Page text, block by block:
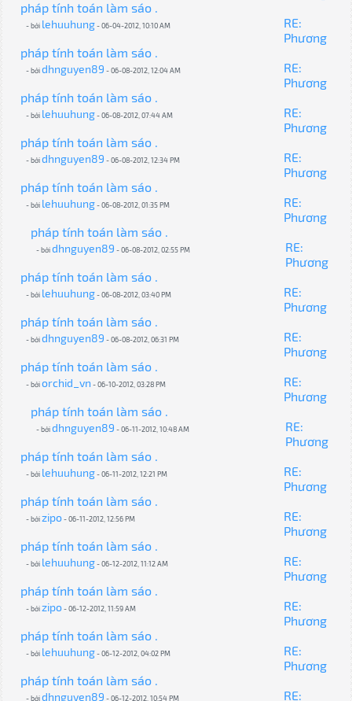
pháp tính toán làm sáo .
- bởi lehuuhung- 06-04-2012, 10:10 AM
RE:
Phương
pháp tính toán làm sáo .
- bởidhnguyen89 - 06-08-2012, 12:04 AM
RE:
Phương
pháp tính toán làm sáo .
- bởi lehuuhung- 06-08-2012, 07:44 AM
RE:
Phương
pháp tính toán làm sáo .
- bởidhnguyen89 - 06-08-2012, 12:34 PM
RE:
Phương
pháp tính toán làm sáo .
- bởi lehuuhung- 06-08-2012, 01:35 PM
RE:
Phương
pháp tính toán làm sáo .
- bởidhnguyen89 - 06-08-2012, 02:55 PM
RE:
Phương
pháp tính toán làm sáo .
- bởi lehuuhung- 06-08-2012, 03:40 PM
RE:
Phương
pháp tính toán làm sáo .
- bởidhnguyen89 - 06-08-2012, 06:31 PM
RE:
Phương
pháp tính toán làm sáo .
- bởiorchid_vn - 06-10-2012, 03:28 PM
RE:
Phương
pháp tính toán làm sáo .
- bởidhnguyen89 - 06-11-2012, 10:48 AM
RE:
Phương
pháp tính toán làm sáo .
- bởi lehuuhung- 06-11-2012, 12:21 PM
RE:
Phương
pháp tính toán làm sáo .
- bởizipo- 06-11-2012, 12:56 PM
RE:
Phương
pháp tính toán làm sáo .
- bởi lehuuhung- 06-12-2012, 11:12 AM
RE:
Phương
pháp tính toán làm sáo .
- bởizipo- 06-12-2012, 11:59 AM
RE:
Phương
pháp tính toán làm sáo .
- bởi lehuuhung- 06-12-2012, 04:02 PM
RE:
Phương
pháp tính toán làm sáo .
- bởidhnguyen89 - 06-12-2012, 10:54 PM RE: